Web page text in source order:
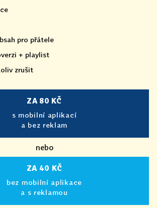
pro přátele
+ playlist
zrušit
ZA 80 KČ
s mobilní aplikací
a bez reklam
nebo
ZA 40 KČ
bez mobilní aplikace
a s reklamou